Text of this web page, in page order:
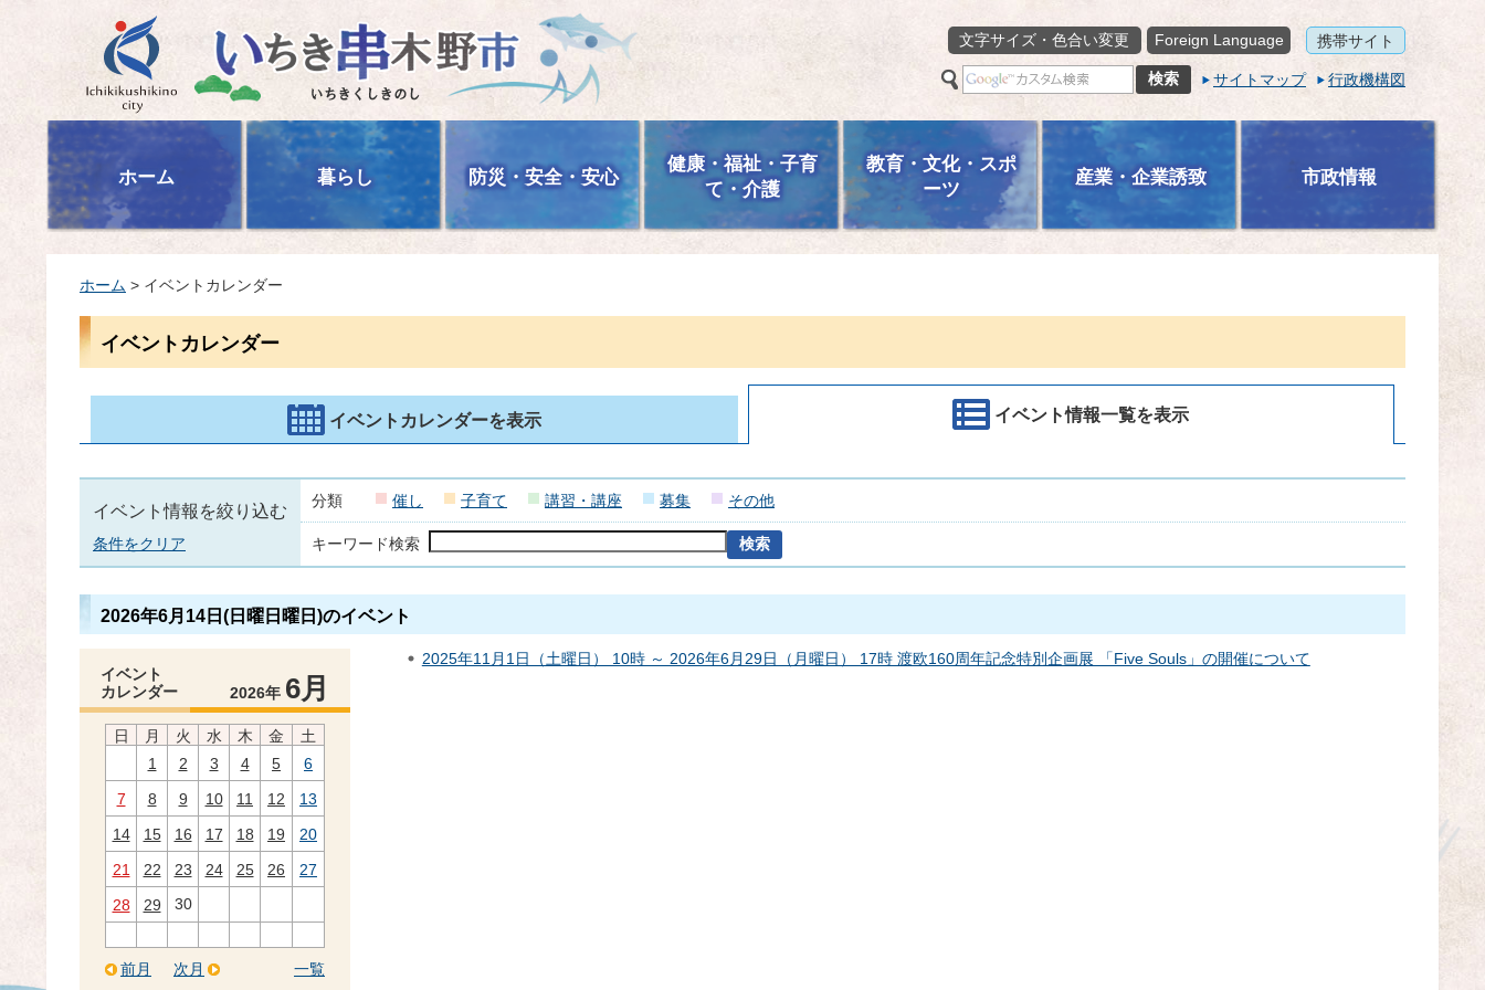
いちき串木野市
文字サイズ・色合い変更
Foreign Language 携帯サイト
サイトマップ 行政機構図
ホーム 暮らし 防災・安全・安心
健康・福祉・子育
て・介護
教育・文化・スポ
ーツ
産業・企業誘致 市政情報
ホーム > イベントカレンダー
イベントカレンダー
イベントカレンダーを表示 イベント情報一覧を表示
イベント情報を絞り込む
条件をクリア
分類 催し 子育て 講習・講座 募集 その他
キーワード検索
2026年6月14日(日曜日曜日)のイベント
イベント
カレンダー
2026年 6月
日 月 火 水 木 金
土
1
2 3 4 5
6
7
8 9 10 11 12
13
14
15 16 17 18 19
20
21
22 23 24 25 26
27
28
29 30
前月 一覧
次月
2025年11月1日（土曜日） 10時 ～ 2026年6月29日（月曜日） 17時 渡欧160周年記念特別企画展 「Five Souls」の開催について